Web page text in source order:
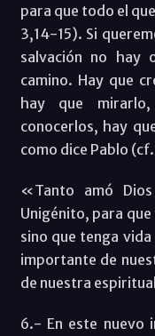
para que todo el
3,14-15). Si
salvación no hay
camino. Hay que
hay que
conocerlos, hay
como dice Pablo (cf.
«Tanto amó
Unigénito, para
sino que tenga
importante de
de nuestra
6.- En este nuevo